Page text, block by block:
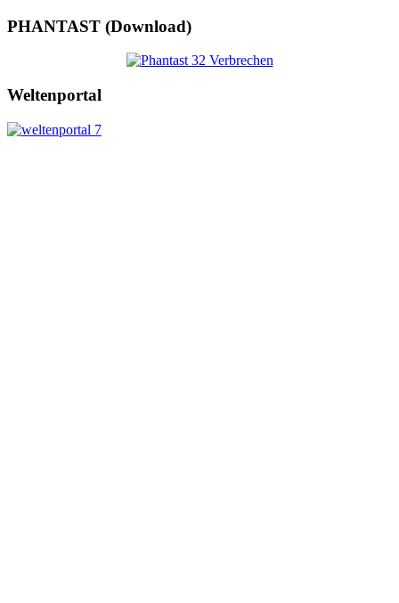
PHANTAST (Download)
Weltenportal